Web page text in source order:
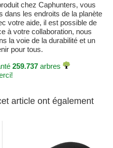
chez Caphunters, vous
dans les endroits de la planète
votre aide, il est possible de
à votre collaboration, nous
la voie de la durabilité et un
pour tous.
259.737 arbres
article ont également